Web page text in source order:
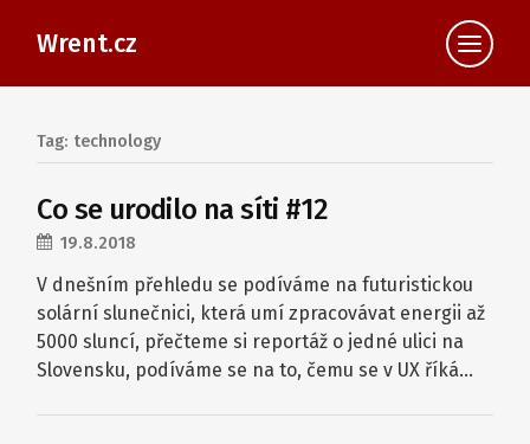
Wrent.cz
Tag: technology
Co se urodilo na síti #12
19.8.2018
V dnešním přehledu se podíváme na futuristickou
solární slunečnici, která umí zpracovávat energii až
5000 sluncí, přečteme si reportáž o jedné ulici na
Slovensku, podíváme se na to, čemu se v UX říká…